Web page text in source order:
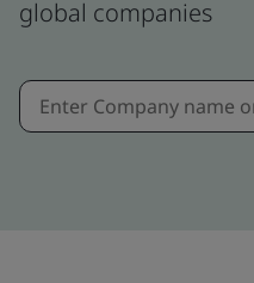
global companies